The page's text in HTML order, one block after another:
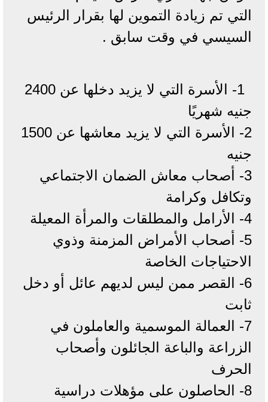
التي تم زيادة التموين لها بقرار الرئيس
السيسي في وقت سابق .
1- الأسرة التي لا يزيد دخلها عن 2400
جنيه شهريًا
2- الأسرة التي لا يزيد معاشها عن 1500
جنيه
3- أصحاب معاش الضمان الاجتماعي
وتكافل وكرامة
4- الأرامل والمطلقات والمرأة المعيلة
5- أصحاب الأمراض المزمنة وذوي
الاحتياجات الخاصة
6- القصر ممن ليس لديهم عائل أو دخل
ثابت
7- العمالة الموسمية والعاملون في
الزراعة والباعة الجائلون وأصحاب
الحرف
8- الحاصلون على مؤهلات دراسية